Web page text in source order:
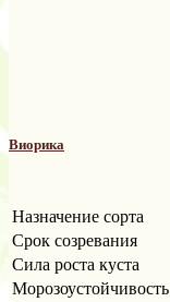
Виорика
Назначение сорта
Срок созревания
Сила роста куста
Морозоустойчивость